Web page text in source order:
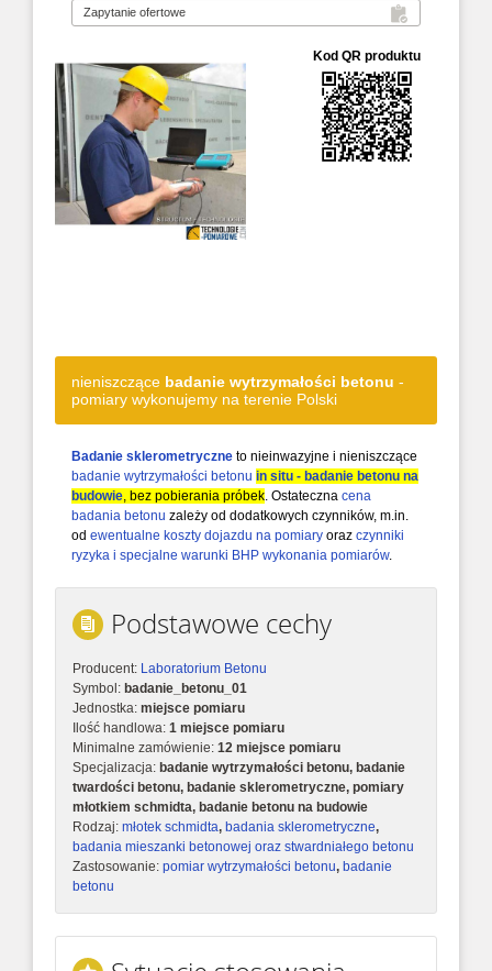
nieniszczące badanie wytrzymałości betonu -
pomiary wykonujemy na terenie Polski
Badanie sklerometryczne to nieinwazyjne i nieniszczące
badanie wytrzymałości betonu in situ - badanie betonu na
budowie, bez pobierania próbek. Ostateczna cena
badania betonu zależy od dodatkowych czynników, m.in.
od ewentualne koszty dojazdu na pomiary oraz czynniki
ryzyka i specjalne warunki BHP wykonania pomiarów.
Podstawowe cechy
Producent: Laboratorium Betonu
Symbol: badanie_betonu_01
Jednostka: miejsce pomiaru
Ilość handlowa: 1 miejsce pomiaru
Minimalne zamówienie: 12 miejsce pomiaru
Specjalizacja: badanie wytrzymałości betonu, badanie
twardości betonu, badanie sklerometryczne, pomiary
młotkiem schmidta, badanie betonu na budowie
Rodzaj: młotek schmidta, badania sklerometryczne,
badania mieszanki betonowej oraz stwardniałego betonu
Zastosowanie: pomiar wytrzymałości betonu, badanie
betonu
Kod QR produktu